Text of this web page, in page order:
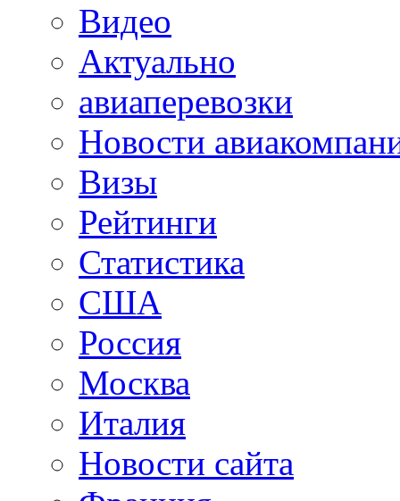
Видео
Актуально
авиаперевозки
Новости
Визы
Рейтинги
Статистика
США
Россия
Москва
Италия
Новости сайта